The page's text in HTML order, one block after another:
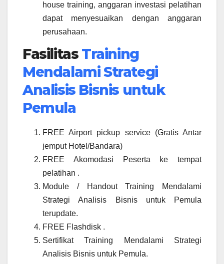
house training, anggaran investasi pelatihan
dapat menyesuaikan dengan anggaran
perusahaan.
FasilitasTraining
Mendalami Strategi
Analisis Bisnis untuk
Pemula
FREE Airport pickup service (Gratis Antar
jemput Hotel/Bandara)
FREE Akomodasi Peserta ke tempat
pelatihan .
Module / Handout Training Mendalami
Strategi Analisis Bisnis untuk Pemula
terupdate.
FREE Flashdisk .
Sertifikat Training Mendalami Strategi
Analisis Bisnis untuk Pemula.